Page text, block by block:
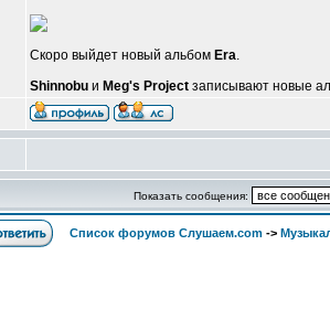
Скоро выйдет новый альбом Era.
Shinnobu и Meg's Project записывают новые
Показать сообщения:
Список форумов Слушаем.com ->